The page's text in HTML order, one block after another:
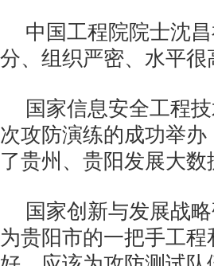
中国工程院院士沈
分、组织严密、水平很
国家信息安全工程
次攻防演练的成功举
了贵州、贵阳发展大
国家创新与发展战
为贵阳市的一把手工